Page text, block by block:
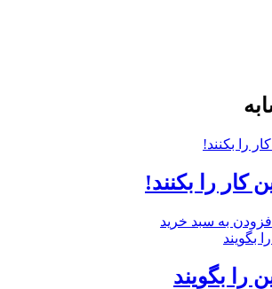
کار را بکنند!
افزودن به سبد خرید
را بگویند